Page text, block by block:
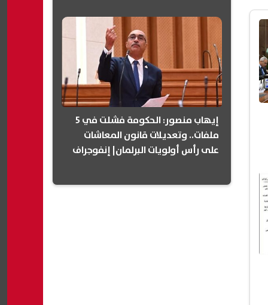
إيهاب منصور: الحكومة فشلت في 5
ملفات.. وتعديلات قانون المعاشات
على رأس أولويات البرلمان| إنفوجراف